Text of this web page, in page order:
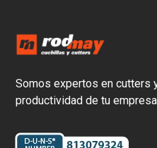
Somos expertos en cutters
productividad de tu